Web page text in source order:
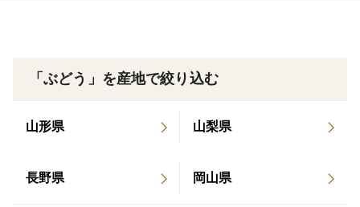
「ぶどう」を産地で絞り込む
山形県 山梨県
長野県 岡山県